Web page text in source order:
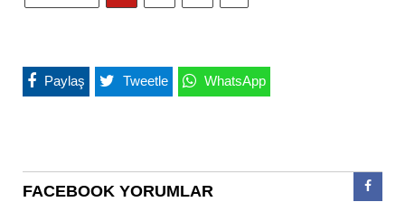
Paylaş Tweetle WhatsApp
FACEBOOK YORUMLAR